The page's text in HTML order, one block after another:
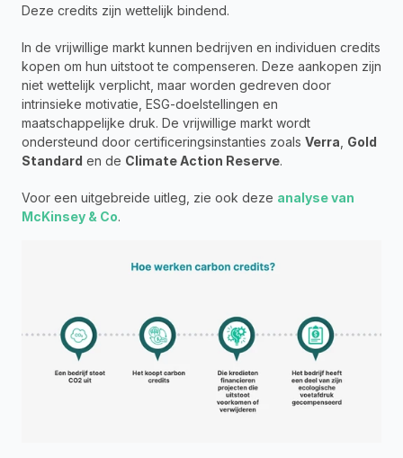
Deze credits zijn wettelijk bindend.
In de vrijwillige markt kunnen bedrijven en individuen credits
kopen om hun uitstoot te compenseren. Deze aankopen zijn
niet wettelijk verplicht, maar worden gedreven door
intrinsieke motivatie, ESG-doelstellingen en
maatschappelijke druk. De vrijwillige markt wordt
ondersteund door certificeringsinstanties zoals Verra Gold
Standard en de Climate Action Reserve.
Voor een uitgebreide uitleg, zie ook deze analyse van
McKinsey & Co.